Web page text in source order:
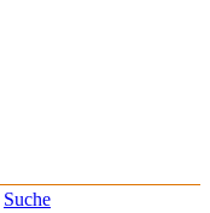
Suche